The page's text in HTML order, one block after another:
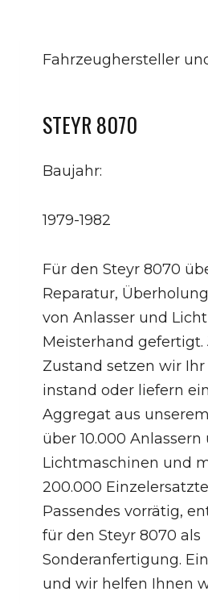
Fahrzeughersteller
STEYR 8070
Baujahr:
1979-1982
Für den Steyr 8070
Reparatur,
von Anlasser und
Meisterhand gefertigt.
Zustand setzen wir
instand oder liefern
Aggregat aus
über 10.000 Anlassern
Lichtmaschinen und
200.000
Passendes vorrätig,
für den Steyr 8070 als
Sonderanfertigung.
und wir helfen Ihnen